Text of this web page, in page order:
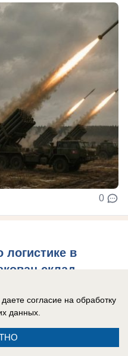
0
в
склад
боевики ВСУ
согласие на обработку
данных.